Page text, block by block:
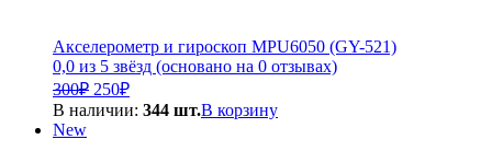
Акселерометр и гироскоп MPU6050 (GY-521)
0,0 из 5 звёзд (основано на 0 отзывах)
300₽ Первоначальная
цена
250₽Текущая
цена:
В наличии: 344 шт.В корзину
New